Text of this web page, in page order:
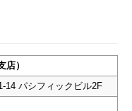
）
14 パシフィックビル2F